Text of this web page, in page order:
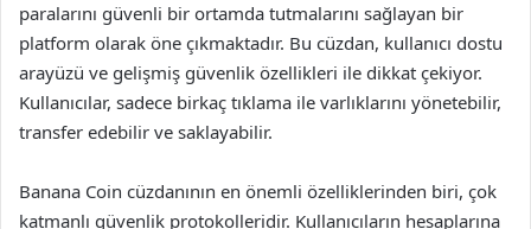
paralarını güvenli bir ortamda tutmalarını sağlayan bir
platform olarak öne çıkmaktadır. Bu cüzdan, kullanıcı dostu
arayüzü ve gelişmiş güvenlik özellikleri ile dikkat çekiyor.
Kullanıcılar, sadece birkaç tıklama ile varlıklarını yönetebilir,
transfer edebilir ve saklayabilir.
Banana Coin cüzdanının en önemli özelliklerinden biri, çok
katmanlı güvenlik protokolleridir. Kullanıcıların hesaplarına